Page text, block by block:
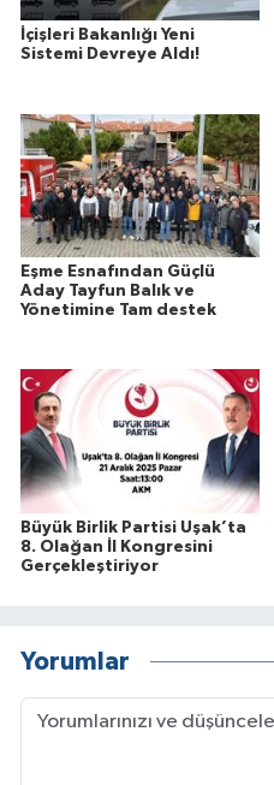
İçişleri Bakanlığı Yeni
Sistemi Devreye Aldı!
Eşme Esnafından Güçlü
Aday Tayfun Balık ve
Yönetimine Tam destek
Büyük Birlik Partisi Uşak’ta
8. Olağan İl Kongresini
Gerçekleştiriyor
Yorumlar